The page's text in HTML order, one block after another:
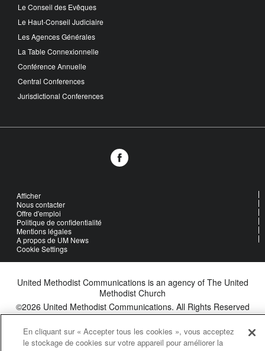
Le Conseil des Evêques
Le Haut-Conseil Judiciaire
Les Agences Générales
La Table Connexionnelle
Conférence Annuelle
Central Conferences
Jurisdictional Conferences
Afficher
Nous contacter
Offre d'emploi
Politique de confidentialité
Mentions légales
A propos de UM News
Cookie Settings
United Methodist Communications is an agency of The United
Methodist Church
©2026United Methodist Communications. All Rights Reserved
En cliquant sur « Accepter tous les cookies », vous acceptez
le stockage de cookies sur votre appareil pour améliorer la